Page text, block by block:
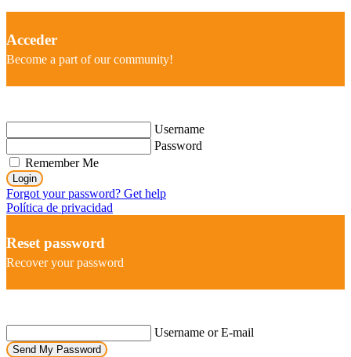
Acceder
Become a part of our community!
Username
Password
Remember Me
Login
Forgot your password? Get help
Política de privacidad
Reset password
Recover your password
Username or E-mail
Send My Password